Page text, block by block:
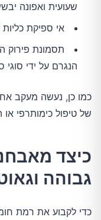
שעועית ואפונה
אי ספיקת
תסמונת פירוק
הנגרם על ידי סוגי
כמו כן, נעשה מעקב
של טיפול כימותרפי
כיצד
גבוהה
כדי לקבוע את רמת